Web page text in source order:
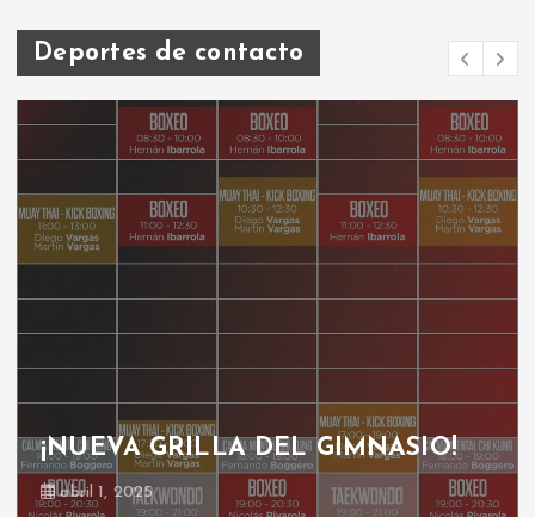
Deportes de contacto
¡NUEVA GRILLA DEL GIMNASIO!
abril 1, 2025